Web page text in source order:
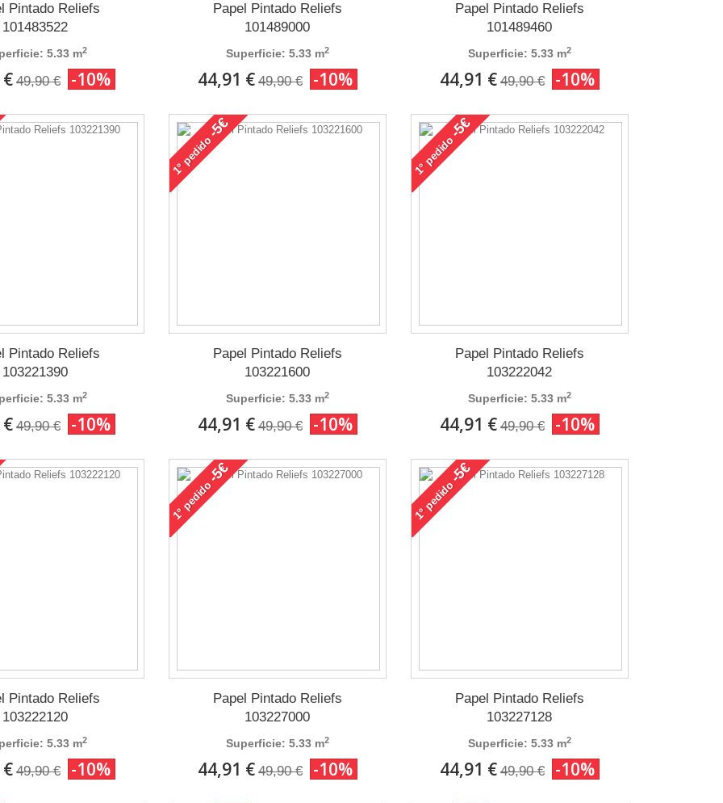
Pintado Reliefs
101483522
5.33 m2
49,90 € -10%
Papel Pintado Reliefs
101489000
Superficie: 5.33 m2
44,91 € 49,90 € -10%
Papel Pintado Reliefs
101489460
Superficie: 5.33 m2
44,91 € 49,90 € -10%
Pintado Reliefs
103221390
5.33 m2
49,90 € -10%
1°
pedido
-5€
Papel Pintado Reliefs
103221600
Superficie: 5.33 m2
44,91 € 49,90 € -10%
1°
pedido
-5€
Papel Pintado Reliefs
103222042
Superficie: 5.33 m2
44,91 € 49,90 € -10%
Pintado Reliefs
103222120
5.33 m2
49,90 € -10%
1°
pedido
-5€
Papel Pintado Reliefs
103227000
Superficie: 5.33 m2
44,91 € 49,90 € -10%
1°
pedido
-5€
Papel Pintado Reliefs
103227128
Superficie: 5.33 m2
44,91 € 49,90 € -10%